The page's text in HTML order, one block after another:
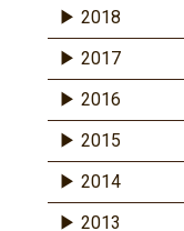
2018
2017
2016
2015
2014
2013